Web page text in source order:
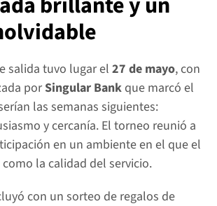
salida tuvo lugar el 27 de mayo, con
por Singular Bank que marcó el
las semanas siguientes:
y cercanía. El torneo reunió a
en un ambiente en el que el
la calidad del servicio.
con un sorteo de regalos de